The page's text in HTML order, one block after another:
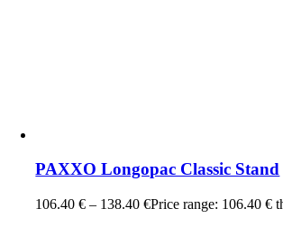
PAXXO Longopac Classic Stand
106.40€ – 138.40€Price range: 106.40 €